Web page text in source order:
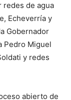
redes de agua
Echeverría y
Gobernador
Pedro Miguel
y redes
abierto de